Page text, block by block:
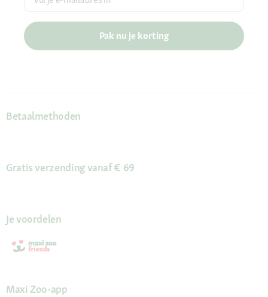
Pak nu je korting
Betaalmethoden
Gratis verzending vanaf € 69
Je voordelen
Maxi Zoo-app